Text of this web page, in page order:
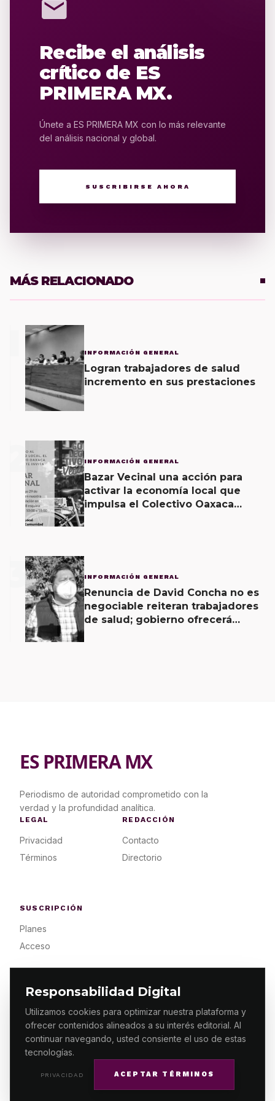
Responsabilidad Digital
Utilizamos cookies para optimizar nuestra plataforma y
ofrecer contenidos alineados a su interés editorial. Al
continuar navegando, usted consiente el uso de estas
tecnologías.
PRIVACIDAD ACEPTAR TÉRMINOS
mail
Recibe el análisis
crítico de ES
PRIMERA MX.
Únete a ES PRIMERA MX con lo más relevante
del análisis nacional y global.
SUSCRIBIRSE AHORA
MÁS RELACIONADO
INFORMACIÓN GENERAL
Logran trabajadores de salud
incremento en sus prestaciones
2 INFORMACIÓN GENERAL
Bazar Vecinal una acción para
activar la economía local que
impulsa el Colectivo Oaxaca
3 INFORMACIÓN GENERAL
Renuncia de David Concha no es
negociable reiteran trabajadores
de salud; gobierno ofrecerá
ES PRIMERA MX
Periodismo de autoridad comprometido con la
verdad y la profundidad analítica.
LEGAL
Privacidad
Términos
REDACCIÓN
Contacto
Directorio
SUSCRIPCIÓN
Planes
Acceso
© 2026 ES PRIMERA MX. ALGUNOS DERECHOS
RESERVADOS / DESIGNMAKING.MX